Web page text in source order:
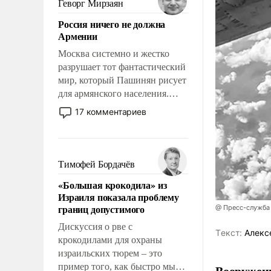
означает многолетний период
уязвимости США, например,
перед Китаем.
Геворг Мирзаян
Россия ничего не должна
Армении
Москва системно и жестко
разрушает тот фантастический
мир, который Пашинян рисует
для армянского населения.
Мир, где политические
прожекты будут безусловно
налогоплательщиков и где
Еревану за свои поступки не
нужно отвечать.
17 комментариев
Тимофей Бордачёв
«Большая крокодила» из
Израиля показала проблему
границ допустимого
Дискуссия о рве с
крокодилами для охраны
израильских тюрем – это
пример того, как быстро мы
@ Пресс-
Tекст: